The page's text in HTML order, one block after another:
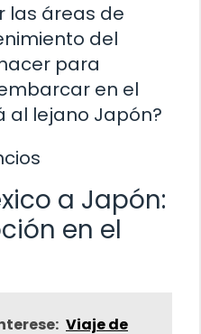
las áreas de
del
para
en el
al lejano Japón?
a Japón:
en el
Viaje de